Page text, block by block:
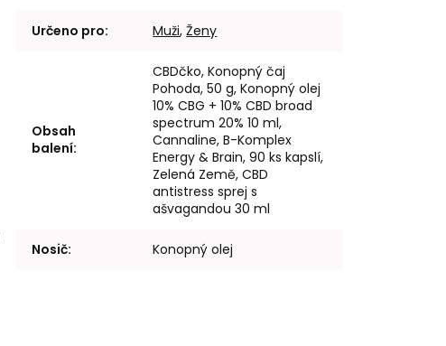
Určeno pro: Muži,Ženy
Obsah
balení:
CBDčko, Konopný čaj
Pohoda, 50 g, Konopný olej
10% CBG + 10% CBD broad
spectrum 20% 10 ml,
Cannaline, B-Komplex
Energy & Brain, 90 ks kapslí,
Zelená Země, CBD
antistress sprej s
ašvagandou 30 ml
Nosič: Konopný olej